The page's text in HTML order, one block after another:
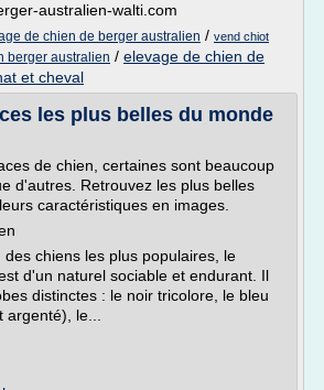
australien-walti.com
de chien de berger australien / vend chiot
berger australien / elevage de chien de
et cheval
les plus belles du monde
de chien, certaines sont beaucoup
d'autres. Retrouvez les plus belles
caractéristiques en images.
des chiens les plus populaires, le
d'un naturel sociable et endurant. Il
distinctes : le noir tricolore, le bleu
le...